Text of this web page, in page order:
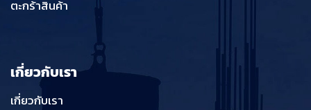
ตะกร้าสินค้า
เกี่ยวกับเรา
เกี่ยวกับเรา